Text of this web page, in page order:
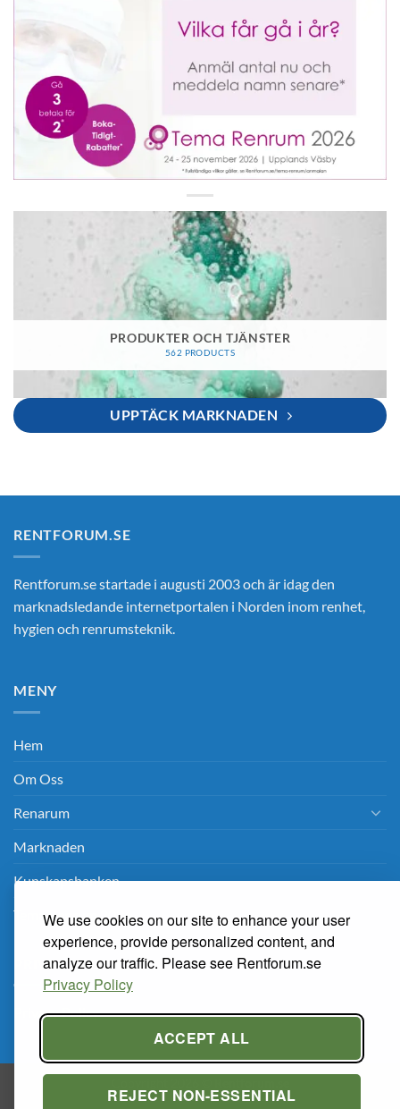
We use cookies on our site to enhance your user
experience, provide personalized content, and
analyze our traffic. Please see Rentforum.se
Privacy Policy
ACCEPT ALL
REJECT NON-ESSENTIAL
PRODUKTER OCH TJÄNSTER
562 PRODUCTS
UPPTÄCK MARKNADEN
RENTFORUM.SE
Rentforum.se startade i augusti 2003 och är idag den
marknadsledande internetportalen i Norden inom renhet,
hygien och renrumsteknik.
MENY
Hem
Om Oss
Renarum
Marknaden
Kunskapsbanken
Tema Renrum 2026
PRIVACY POLICY
Privacy Policy